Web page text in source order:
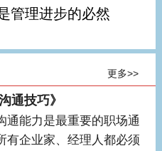
管理进步的必然
更多>>
通技巧》
通能力是最重要的职场通
有企业家、经理人都必须